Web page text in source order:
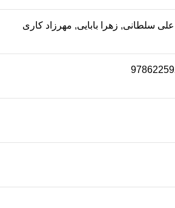
سلطانی, زهرا بابایی, مهرزاد کاری